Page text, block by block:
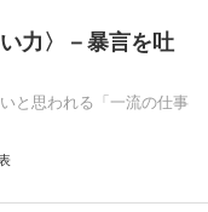
力〉－暴言を吐
と思われる「一流の仕事